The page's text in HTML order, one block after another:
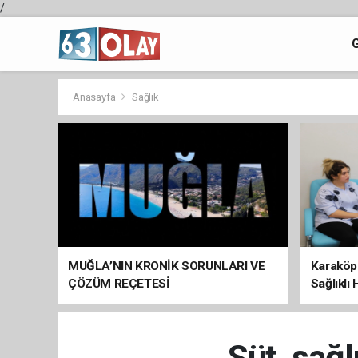
/
Anasayfa Sağlık
MUĞLA’NIN KRONİK SORUNLARI VE
ÇÖZÜM REÇETESİ